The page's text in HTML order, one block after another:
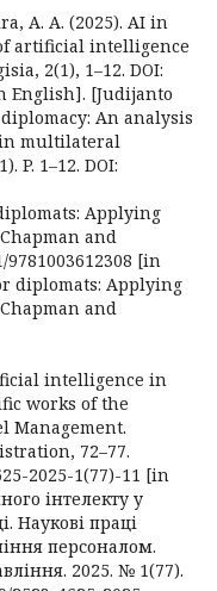
A. A. (2025). AI in
artificial intelligence
2(1), 1–12. DOI:
English]. [Judijanto
An analysis
multilateral
P. 1–12. DOI:
Applying
and
9781003612308 [in
diplomats: Applying
and
intelligence in
works of the
Management.
72–77.
2025-1(77)-11 [in
інтелекту у
Наукові праці
персоналом.
2025. № 1(77).